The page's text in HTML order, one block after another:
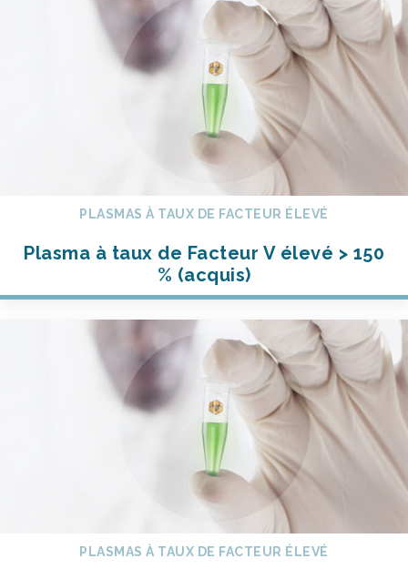
PLASMAS À TAUX DE FACTEUR ÉLEVÉ
Plasma à taux de Facteur V élevé > 150
% (acquis)
PLASMAS À TAUX DE FACTEUR ÉLEVÉ